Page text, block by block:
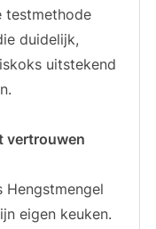
testmethode
duidelijk,
uitstekend
vertrouwen
Hengstmengel
eigen keuken.